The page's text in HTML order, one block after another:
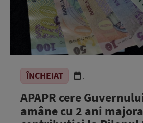
ÎNCHEIAT .
APAPR cere
amâne cu 2 ani